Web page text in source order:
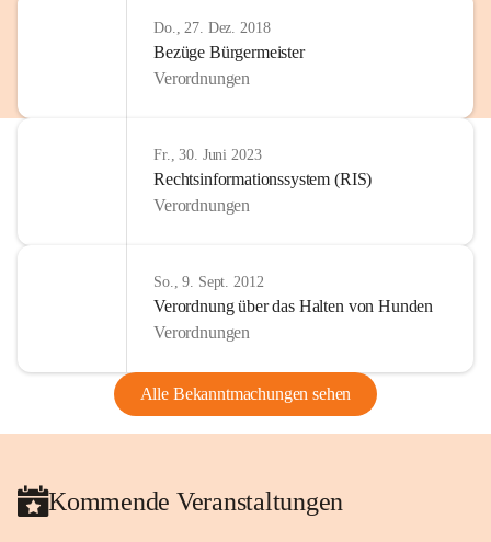
Do., 27. Dez. 2018
Bezüge Bürgermeister
Verordnungen
Fr., 30. Juni 2023
Rechtsinformationssystem (RIS)
Verordnungen
So., 9. Sept. 2012
Verordnung über das Halten von Hunden
Verordnungen
Alle Bekanntmachungen sehen
Kommende Veranstaltungen